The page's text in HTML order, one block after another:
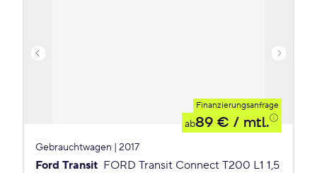
Finanzierungsanfrage
ab89 € / mtl.
Gebrauchtwagen | 2017
Ford Transit FORD Transit Connect T200 L1 1,5